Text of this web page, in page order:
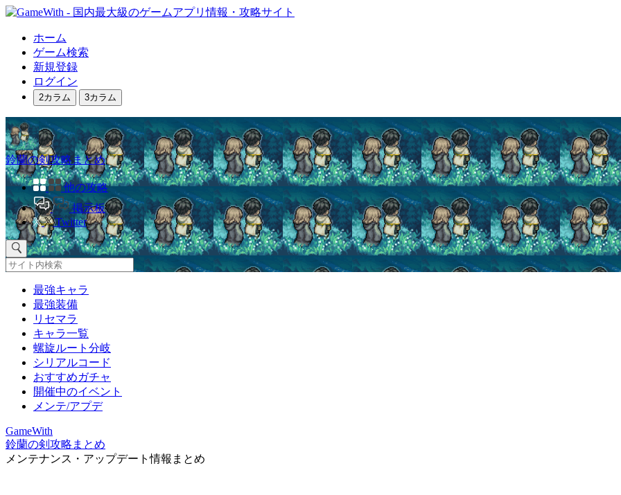
ホーム
ゲーム検索
新規登録
ログイン
2カラム 3カラム
鈴蘭の剣攻略まとめ
他の攻略
掲示板
Twitter
最強キャラ
最強装備
リセマラ
キャラ一覧
螺旋ルート分岐
シリアルコード
おすすめガチャ
開催中のイベント
メンテ/アプデ
GameWith
鈴蘭の剣攻略まとめ
メンテナンス・アップデート情報まとめ